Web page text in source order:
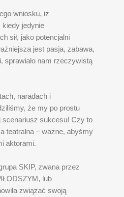
wniosku, iż –
kiedy jedynie
sił, jako potencjalni
jest pasja, zabawa,
sprawiało nam rzeczywistą
naradach i
że my po prostu
sukcesu! Czy to
teatralna – ważne, abyśmy
aktorami.
SKIP, zwana przez
lub
związać swoją